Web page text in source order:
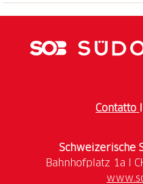
Contatto
Schweizerische